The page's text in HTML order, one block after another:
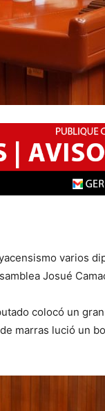
varios
Josué
colocó un
marras lució un